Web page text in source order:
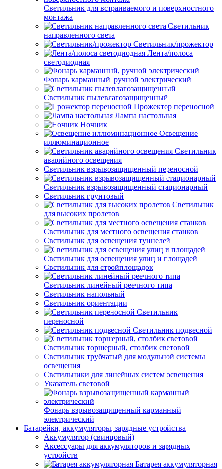
Светильник для встраиваемого и поверхностного
монтажа
Светильник
направленного света
Светильник/прожектор
Лента/полоса
светодиодная
Фонарь карманный, ручной электрический
Светильник пылевлагозащищенный
Прожектор переносной
Лампа настольная
Ночник
Освещение
иллюминационное
Светильник
аварийного освещения
Светильник взрывозащищенный переносной
Светильник взрывозащищенный стационарный
Светильник грунтовый
Светильник
для высоких пролетов
Светильник для местного освещения станков
Светильник для освещения туннелей
Светильник для освещения улиц и площадей
Светильник для стройплощадок
Светильник линейный реечного типа
Светильник напольный
Светильник ориентации
Светильник
переносной
Светильник подвесной
Светильник торшерный, столбик световой
Светильник трубчатый для модульной системы
освещения
Светильники для линейных систем освещения
Указатель световой
Фонарь взрывозащищенный карманный
электрический
Батарейки, аккумуляторы, зарядные устройства
Аккумулятор (свинцовый)
Аксессуары для аккумуляторов и зарядных
устройств
Батарея аккумуляторная